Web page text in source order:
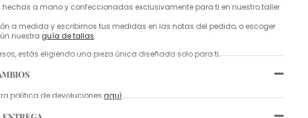
a mano y confeccionadas exclusivamente para ti en nuestro taller
a medida y escribirnos tus medidas en las notas del pedido, o escoger
nuestraguía de tallas.
estás eligiendo una pieza única diseñada solo para ti.
política de devolucionesaquí.